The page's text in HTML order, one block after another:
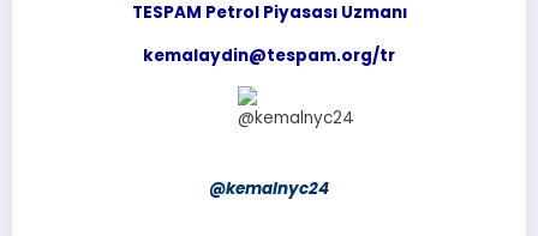
TESPAM Petrol Piyasası Uzmanı
kemalaydin@tespam.org/tr
@kemalnyc24